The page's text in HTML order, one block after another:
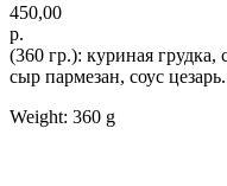
450,00
р.
(360 гр.): куриная
сыр пармезан, соус цезарь.
Weight: 360 g